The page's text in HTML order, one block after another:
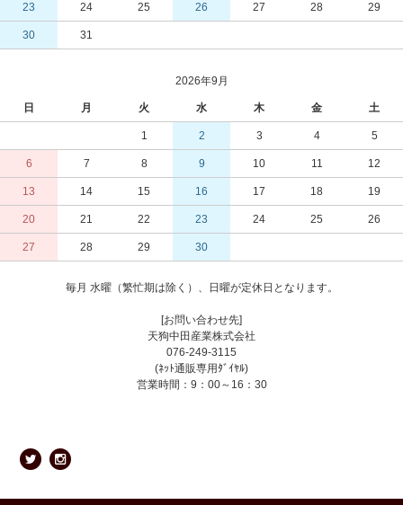
23 24 25 26 27 28 29
30 31
2026年9月
日 月 火 水 木 金 土
1 2 3 4 5
6 7 8 9 10 11 12
13 14 15 16 17 18 19
20 21 22 23 24 25 26
27 28 29 30
毎月 水曜（繁忙期は除く）、日曜が定休日となります。
[お問い合わせ先]
天狗中田産業株式会社
076-249-3115
(ﾈｯﾄ通販専用ﾀﾞｲﾔﾙ)
営業時間：9：00～16：30